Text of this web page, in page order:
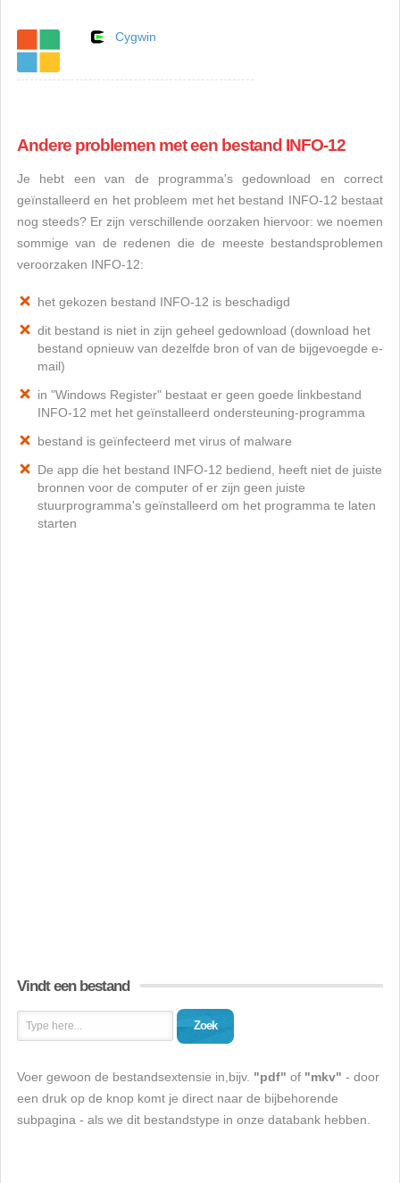
Cygwin
Andere problemen met een bestand INFO-12
Je hebt een van de programma's gedownload en correct
geïnstalleerd en het probleem met het bestand INFO-12 bestaat
nog steeds? Er zijn verschillende oorzaken hiervoor: we noemen
sommige van de redenen die de meeste bestandsproblemen
veroorzaken INFO-12:
het gekozen bestand INFO-12 is beschadigd
dit bestand is niet in zijn geheel gedownload (download het
bestand opnieuw van dezelfde bron of van de bijgevoegde e-
mail)
in "Windows Register" bestaat er geen goede linkbestand
INFO-12 met het geïnstalleerd ondersteuning-programma
bestand is geïnfecteerd met virus of malware
De app die het bestand INFO-12 bediend, heeft niet de juiste
bronnen voor de computer of er zijn geen juiste
stuurprogramma's geïnstalleerd om het programma te laten
starten
Vindt een bestand
Zoek
Voer gewoon de bestandsextensie in,bijv. "pdf" of "mkv" - door
een druk op de knop komt je direct naar de bijbehorende
subpagina - als we dit bestandstype in onze databank hebben.